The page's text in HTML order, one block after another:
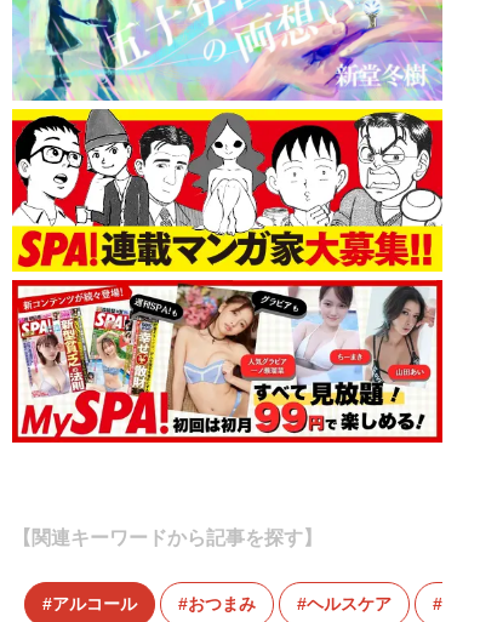
【関連キーワードから記事を探す】
アルコール おつまみ ヘルスケア